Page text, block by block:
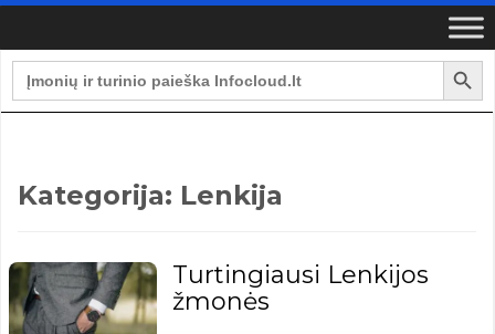
Search
for:
Search Button
Kategorija: Lenkija
Turtingiausi Lenkijos
žmonės